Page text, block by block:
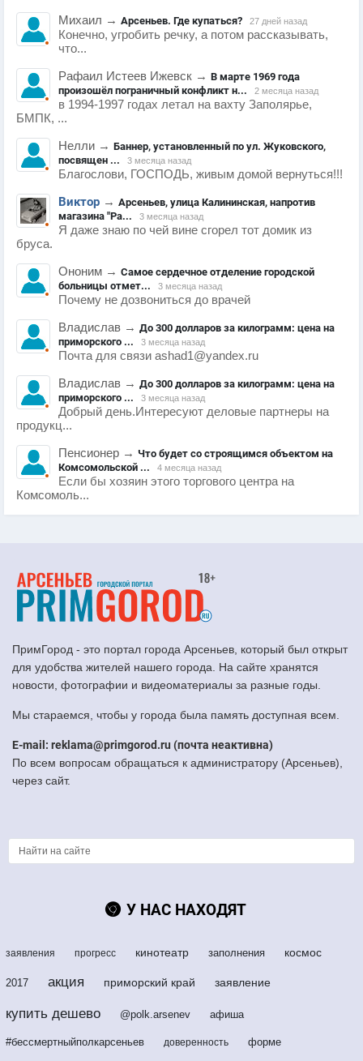
Михаил → Арсеньев. Где купаться? 27 дней назад
Конечно, угробить речку, а потом рассказывать,
что...
Рафаил Истеев Ижевск → В марте 1969 года
произошёл пограничный конфликт н...
2 месяца назад
в 1994-1997 годах летал на вахту Заполярье,
БМПК, ...
Нелли → Баннер, установленный по ул. Жуковского,
посвящен ...
3 месяца назад
Благослови, ГОСПОДЬ, живым домой вернуться!!!
Виктор → Арсеньев, улица Калининская, напротив
магазина "Ра...
3 месяца назад
Я даже знаю по чей вине сгорел тот домик из
бруса.
Ононим → Самое сердечное отделение городской
больницы отмет...
3 месяца назад
Почему не дозвониться до врачей
Владислав → До 300 долларов за килограмм: цена на
приморского ...
3 месяца назад
Почта для связи ashad1@yandex.ru
Владислав → До 300 долларов за килограмм: цена на
приморского ...
3 месяца назад
Добрый день.Интересуют деловые партнеры на
продукц...
Пенсионер → Что будет со строящимся объектом на
Комсомольской ...
4 месяца назад
Если бы хозяин этого торгового центра на
Комсомоль...
ПримГород - это портал города Арсеньев, который был открыт
для удобства жителей нашего города. На сайте хранятся
новости, фотографии и видеоматериалы за разные годы.
Мы стараемся, чтобы у города была память доступная всем.
E-mail: reklama@primgorod.ru (почта неактивна)
По всем вопросам обращаться к администратору (Арсеньев),
через сайт.
У НАС НАХОДЯТ
заявления прогресс кинотеатр заполнения космос
2017 акция приморский край заявление
купить дешево @polk.arsenev афиша
#бессмертныйполкарсеньев доверенность форме